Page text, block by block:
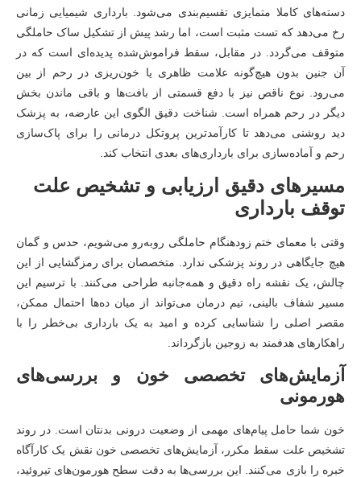
دسته‌های کاملا متمایزی تقسیم‌بندی می‌شود. بارداری شیمیایی زمانی
رخ می‌دهد که تست مثبت است، اما رشد پیش از تشکیل ساک حاملگی
متوقف می‌گردد. در مقابل، سقط فراموش‌شده پدیده‌ای است که در
آن جنین بدون هیچ‌گونه علامت ظاهری یا خون‌ریزی در رحم از بین
می‌رود. نوع ناقص نیز با دفع قسمتی از بافت‌ها و باقی ماندن بخش
دیگر در رحم همراه است. شناخت دقیق الگوی این عارضه، به پزشک
دید روشنی می‌دهد تا کارآمدترین پروتکل درمانی را برای پاک‌سازی
رحم و آماده‌سازی برای بارداری‌های بعدی انتخاب کند.
مسیرهای دقیق ارزیابی و تشخیص علت
توقف بارداری
وقتی با معمای ختم زودهنگام حاملگی روبه‌رو می‌شویم، حدس و گمان
هیچ جایگاهی در روند پزشکی ندارد. متخصصان برای رمزگشایی از این
چالش، یک نقشه راه دقیق و همه‌جانبه طراحی می‌کنند. با ترسیم این
مسیر شفاف بالینی، تیم درمان می‌تواند از میان ده‌ها احتمال ممکن،
مقصر اصلی را شناسایی کرده و امید به یک بارداری بی‌خطر را با
راهکارهای هدفمند به زوجین بازگرداند.
آزمایش‌های تخصصی خون و بررسی‌های
هورمونی
خون شما حامل پیام‌های مهمی از وضعیت درونی بدنتان است. در روند
تشخیص علت سقط مکرر، آزمایش‌های تخصصی خون نقش یک کارآگاه
خبره را بازی می‌کنند. این بررسی‌ها به دقت سطح هورمون‌های تیروئید،